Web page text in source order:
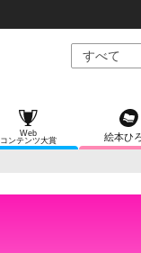
Web
コンテンツ大賞
絵本ひ